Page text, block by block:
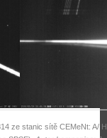
ze stanic sítě CEMeNt: A/